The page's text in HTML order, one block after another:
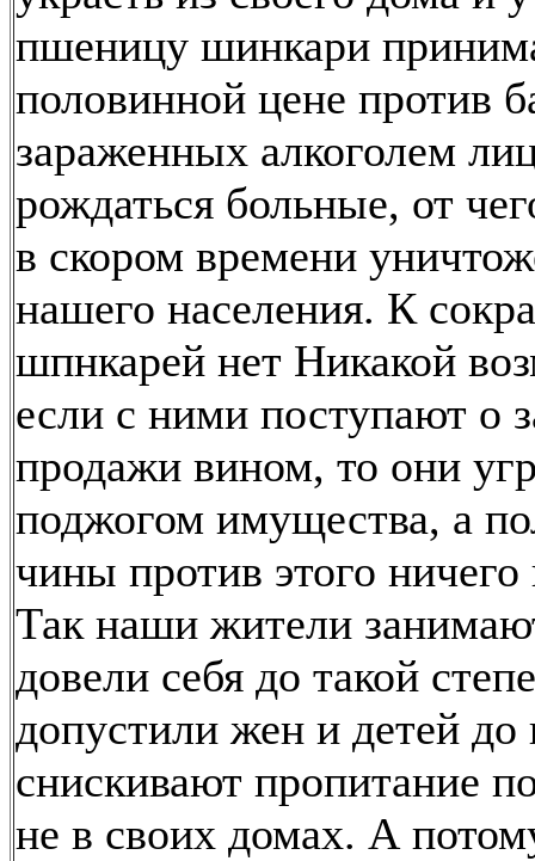
пшеницу шинкари
половинной цене против
зараженных алкоголем
рождаться больные, от
в скором времени
нашего населения. К
шпнкарей нет Никакой
если с ними поступают о
продажи вином, то они
поджогом имущества, а
чины против этого ничего
Так наши жители
довели себя до такой
допустили жен и детей до
снискивают пропитание
не в своих домах. А